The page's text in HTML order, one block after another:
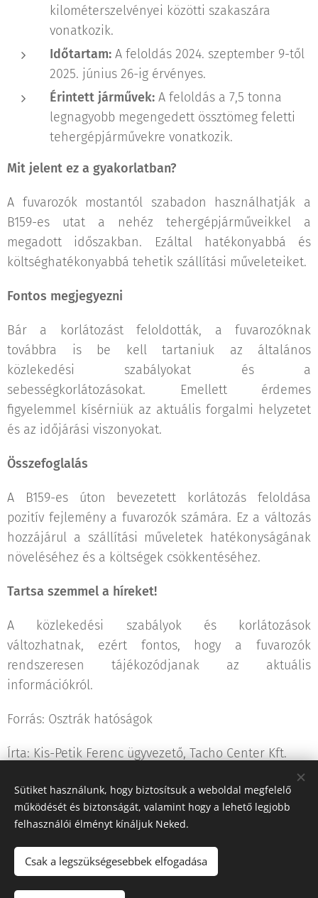
kilométerszelvényei közötti szakaszára
vonatkozik.
Időtartam: A feloldás 2024. szeptember 9-től
2025. június 26-ig érvényes.
Érintett járművek: A feloldás a 7,5 tonna
legnagyobb megengedett össztömeg feletti
tehergépjárművekre vonatkozik.
Mit jelent ez a gyakorlatban?
A fuvarozók mostantól szabadon használhatják a
B159-es utat a nehéz tehergépjárműveikkel a
megadott időszakban. Ezáltal hatékonyabbá és
költséghatékonyabbá tehetik szállítási műveleteiket.
Fontos megjegyezni
Bár a korlátozást feloldották, a fuvarozóknak
továbbra is be kell tartaniuk az általános
közlekedési szabályokat és a
sebességkorlátozásokat. Emellett érdemes
figyelemmel kísérniük az aktuális forgalmi helyzetet
és az időjárási viszonyokat.
Összefoglalás
A B159-es úton bevezetett korlátozás feloldása
pozitív fejlemény a fuvarozók számára. Ez a változás
hozzájárul a szállítási műveletek hatékonyságának
növeléséhez és a költségek csökkentéséhez.
Tartsa szemmel a híreket!
A közlekedési szabályok és korlátozások
változhatnak, ezért fontos, hogy a fuvarozók
rendszeresen tájékozódjanak az aktuális
információkról.
Forrás: Osztrák hatóságok
Írta: Kis-Petik Ferenc ügyvezető, Tacho Center Kft.
Share
"Iránytű a fuvarozásban!"
Sütiket használunk, hogy biztosítsuk a weboldal megfelelő
működését és biztonságát, valamint hogy a lehető legjobb
felhasználói élményt kínáljuk Neked.
Csak a legszükségesebbek elfogadása